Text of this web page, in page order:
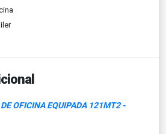
OFICINA EQUIPADA 121MT2 -